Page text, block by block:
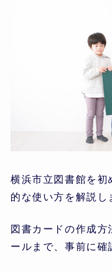
横浜市立図書館を初
的な使い方を解説し
図書カードの作成
ールまで、事前に確